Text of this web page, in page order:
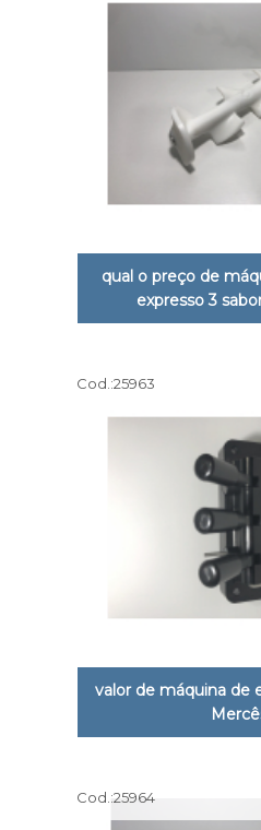
qual o preço de
expresso 3
Cod.:25963
valor de máquina de
Cod.:25964